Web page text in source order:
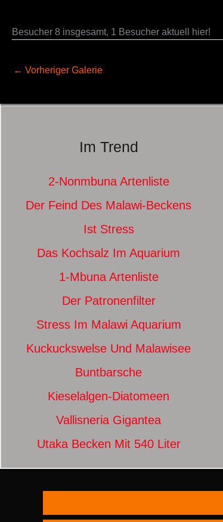
Besucher 8 insgesamt, 1 Besucher aktuell hier!
← Vorheriger Galerie
Im Trend
2-Nonmbuna Artenliste
Der Feind Des Malawi-Beckens
Ist Stress
Das Kochsalz Im Aquarium
1-Mbuna Artenliste
Der Patronenfilter
Stress Im Malawi Aquarium
Kuckuckswelse Und Malawisee
Buntbarsche
Kieselalgen-Diatomeen
Vallisneria Gigantea
Utaka Becken Mit 540 Liter